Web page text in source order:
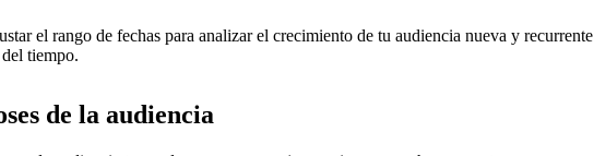
el rango de fechas para analizar el crecimiento de tu audiencia nueva y recurrente
tiempo.
de la audiencia